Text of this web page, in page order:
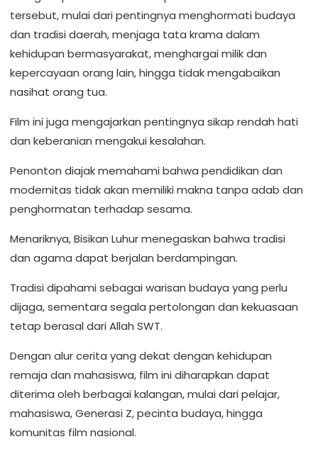
tersebut, mulai dari pentingnya menghormati budaya
dan tradisi daerah, menjaga tata krama dalam
kehidupan bermasyarakat, menghargai milik dan
kepercayaan orang lain, hingga tidak mengabaikan
nasihat orang tua.
Film ini juga mengajarkan pentingnya sikap rendah hati
dan keberanian mengakui kesalahan.
Penonton diajak memahami bahwa pendidikan dan
modernitas tidak akan memiliki makna tanpa adab dan
penghormatan terhadap sesama.
Menariknya, Bisikan Luhur menegaskan bahwa tradisi
dan agama dapat berjalan berdampingan.
Tradisi dipahami sebagai warisan budaya yang perlu
dijaga, sementara segala pertolongan dan kekuasaan
tetap berasal dari Allah SWT.
Dengan alur cerita yang dekat dengan kehidupan
remaja dan mahasiswa, film ini diharapkan dapat
diterima oleh berbagai kalangan, mulai dari pelajar,
mahasiswa, Generasi Z, pecinta budaya, hingga
komunitas film nasional.